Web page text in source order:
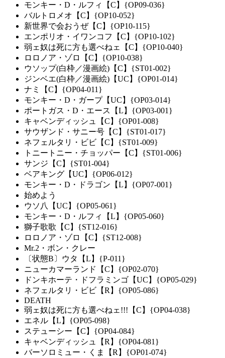
モンキー・D・ルフィ【C】{OP09-036}
バルトロメオ【C】{OP10-052}
新世界で会おうぜ【C】{OP10-115}
エンポリオ・イワンコフ【C】{OP10-102}
弱ェ奴は死に方も選べねェ【C】{OP10-040}
ロロノア・ゾロ【C】{OP10-038}
ウソップ(白枠／漫画絵)【C】{ST01-002}
ジンベエ(白枠／漫画絵)【UC】{OP01-014}
ナミ【C】{OP04-011}
モンキー・D・ガープ【UC】{OP03-014}
ポートガス・D・エース【L】{OP03-001}
キャベンディッシュ【C】{OP01-008}
サウザンド・サニー号【C】{ST01-017}
ネフェルタリ・ビビ【C】{ST01-009}
トニートニー・チョッパー【C】{ST01-006}
サンジ【C】{ST01-004}
ベアキング【UC】{OP06-012}
モンキー・D・ドラゴン【L】{OP07-001}
始めよう
ウソ八【UC】{OP05-061}
モンキー・D・ルフィ【L】{OP05-060}
獅子歌歌【C】{ST12-016}
ロロノア・ゾロ【C】{ST12-008}
Mr.2・ボン・クレー
〔状態B〕ウタ【L】{P-011}
ニューカマーランド【C】{OP02-070}
ドンキホーテ・ドフラミンゴ【UC】{OP05-029}
ネフェルタリ・ビビ【R】{OP05-086}
DEATH
弱ェ奴は死に方も選べねェ!!!【C】{OP04-038}
エネル【L】{OP05-098}
ステューシー【C】{OP04-084}
キャベンディッシュ【R】{OP04-081}
バーソロミュー・くま【R】{OP01-074}